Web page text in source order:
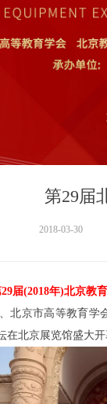
第29届
2018-03-30
届(2018年)北京教
京市高等教育学
在北京展览馆盛大